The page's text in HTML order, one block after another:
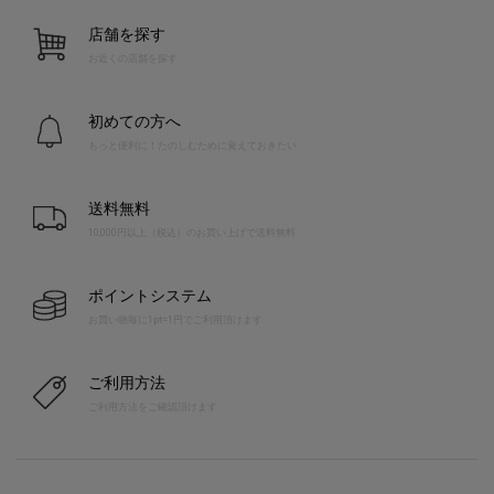
店舗を探す
お近くの店舗を探す
初めての方へ
送料無料
10,000円以上（税込）のお買い上げで送料無料
ポイントシステム
お買い物毎に1pt=1円でご利用頂けます
ご利用方法